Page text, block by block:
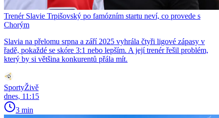
Trenér Slavie Trpišovský po famózním startu neví, co provede s
Chorým
Slavia na přelomu srpna a září 2025 vyhrála čtyři ligové zápasy v
řadě, pokaždé se skóre 3:1 nebo lepším. A její trenér řešil problém,
který by si většina konkurentů přála mít.
SportyŽivě
dnes, 11:15
3 min